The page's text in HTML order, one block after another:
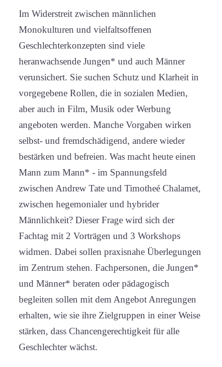
Im Widerstreit zwischen männlichen
Monokulturen und vielfaltsoffenen
Geschlechterkonzepten sind viele
heranwachsende Jungen* und auch Männer
verunsichert. Sie suchen Schutz und Klarheit in
vorgegebene Rollen, die in sozialen Medien,
aber auch in Film, Musik oder Werbung
angeboten werden. Manche Vorgaben wirken
selbst- und fremdschädigend, andere wieder
bestärken und befreien. Was macht heute einen
Mann zum Mann* - im Spannungsfeld
zwischen Andrew Tate und Timotheé Chalamet,
zwischen hegemonialer und hybrider
Männlichkeit? Dieser Frage wird sich der
Fachtag mit 2 Vorträgen und 3 Workshops
widmen. Dabei sollen praxisnahe Überlegungen
im Zentrum stehen. Fachpersonen, die Jungen*
und Männer* beraten oder pädagogisch
begleiten sollen mit dem Angebot Anregungen
erhalten, wie sie ihre Zielgruppen in einer Weise
stärken, dass Chancengerechtigkeit für alle
Geschlechter wächst.